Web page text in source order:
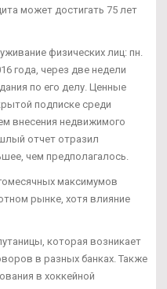
может достигать 75 лет
физических лиц: пн.
года, через две недели
по его делу. Ценные
подписке среди
внесения недвижимого
отчет отразил
чем предполагалось.
максимумов
рынке, хотя влияние
которая возникает
в разных банках. Также
в хоккейной